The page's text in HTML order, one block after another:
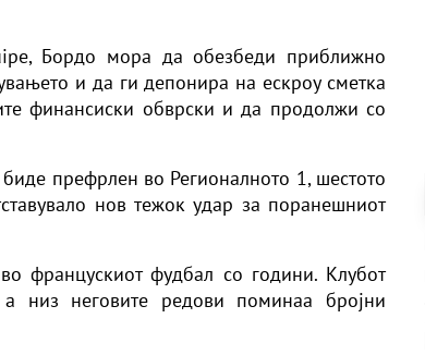
Бордо мора да обезбеди приближно
и да ги депонира на ескроу сметка
финансиски обврски и да продолжи со
префрлен во Регионалното 1, шестото
нов тежок удар за поранешниот
францускиот фудбал со години. Клубот
низ неговите редови поминаа бројни